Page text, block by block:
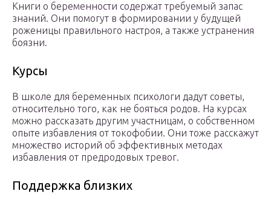
Книги о беременности содержат требуемый запас
знаний. Они помогут в формировании у будущей
роженицы правильного настроя, а также устранения
боязни.
Курсы
В школе для беременных психологи дадут советы,
относительно того, как не бояться родов. На курсах
можно рассказать другим участницам, о собственном
опыте избавления от токофобии. Они тоже расскажут
множество историй об эффективных методах
избавления от предродовых тревог.
Поддержка близких